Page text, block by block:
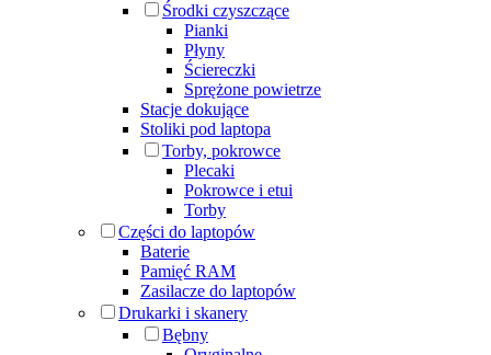
Środki czyszczące
Pianki
Płyny
Ściereczki
Sprężone powietrze
Stacje dokujące
Stoliki pod laptopa
Torby, pokrowce
Plecaki
Pokrowce i etui
Torby
Części do laptopów
Baterie
Pamięć RAM
Zasilacze do laptopów
Drukarki i skanery
Bębny